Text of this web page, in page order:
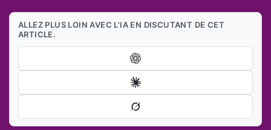
ALLEZ PLUS LOIN AVEC L'IA EN DISCUTANT DE CET
ARTICLE.